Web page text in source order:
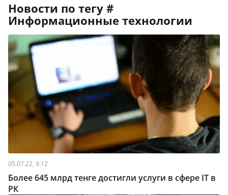
Новости по тегу #
Информационные технологии
05.07.22, 9:12
Более 645 млрд тенге достигли услуги в сфере IT в
РК